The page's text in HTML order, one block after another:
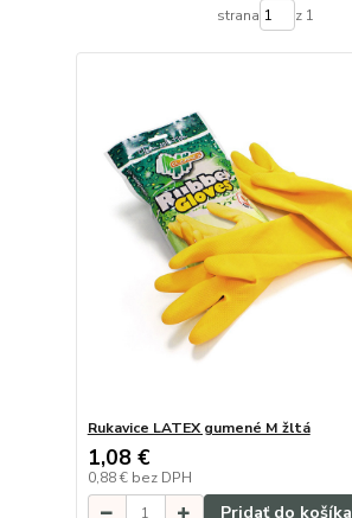
strana z 1
Rukavice LATEX gumené M žltá
1,08 €
0,88 € bez DPH
Pridať do košíka